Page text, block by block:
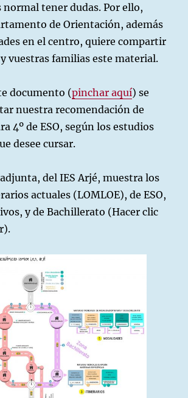
normal tener dudas. Por ello,
de Orientación, además
en el centro, quiere compartir
vuestras familias este material.
documento (pinchar aquí) se
nuestra recomendación de
4º de ESO, según los estudios
desee cursar.
del IES Arjé, muestra los
actuales (LOMLOE), de ESO,
y de Bachillerato (Hacer clic